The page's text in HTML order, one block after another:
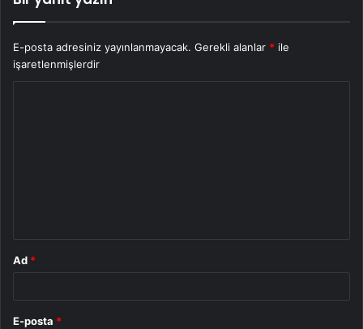
E-posta adresiniz yayınlanmayacak. Gerekli alanlar * ile
işaretlenmişlerdir
Ad *
E-posta *